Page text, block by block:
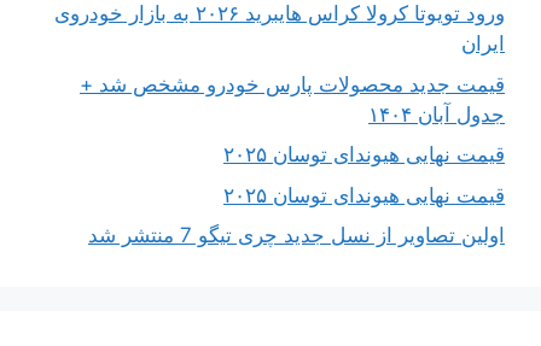
ورود تویوتا کرولا کراس هایبرید ۲۰۲۶ به بازار خودروی
ایران
قیمت جدید محصولات پارس خودرو مشخص شد +
جدول آبان ۱۴۰۴
قیمت نهایی هیوندای توسان ۲۰۲۵
قیمت نهایی هیوندای توسان ۲۰۲۵
اولین تصاویر از نسل جدید چری تیگو 7 منتشر شد